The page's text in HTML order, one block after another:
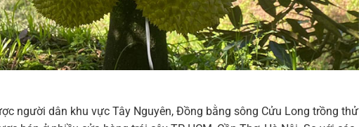
người dân khu vực Tây Nguyên, Đồng bằng sông Cửu Long trồng thử